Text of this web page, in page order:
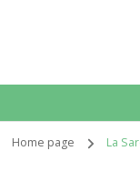
Home page La